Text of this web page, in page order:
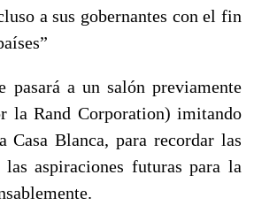
a sus gobernantes con el fin
pasará a un salón previamente
la Rand Corporation) imitando
Casa Blanca, para recordar las
las aspiraciones futuras para la